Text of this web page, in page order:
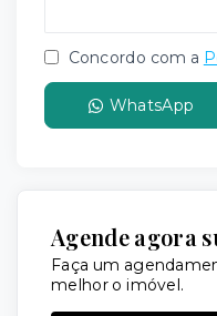
Concordo com a
WhatsApp
Agende agora
Faça um
melhor o imóvel.